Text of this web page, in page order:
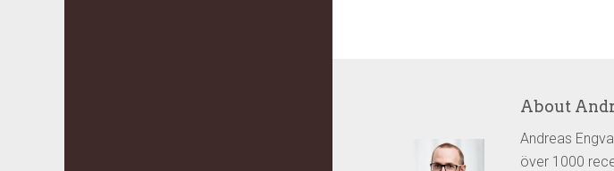
About
Andreas
över 1000